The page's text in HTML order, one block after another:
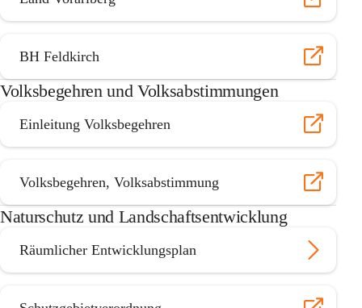
BH Feldkirch
Volksbegehren und Volksabstimmungen
Einleitung Volksbegehren
Volksbegehren, Volksabstimmung
Naturschutz und Landschaftsentwicklung
Räumlicher Entwicklungsplan